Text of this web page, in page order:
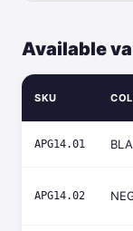
Available
SKU
APG14.01
APG14.02